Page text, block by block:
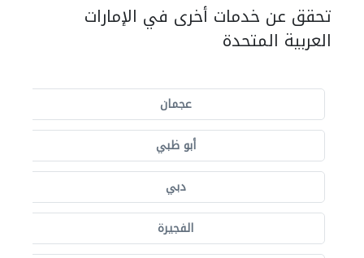
تحقق عن خدمات أخرى في الإمارات
العربية المتحدة
عجمان
أبو ظبي
دبي
الفجيرة